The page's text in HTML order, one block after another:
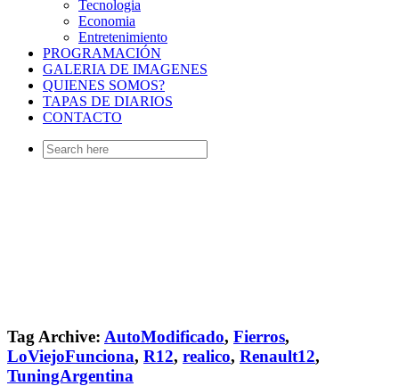
Tecnologia
Economia
Entretenimiento
PROGRAMACIÓN
GALERIA DE IMAGENES
QUIENES SOMOS?
TAPAS DE DIARIOS
CONTACTO
Search
for:
Tag Archive: AutoModificado, Fierros,
LoViejoFunciona, R12, realico, Renault12,
TuningArgentina